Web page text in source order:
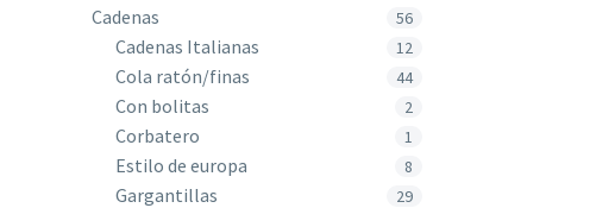
Cadenas 56
Cadenas Italianas 12
Cola ratón/finas 44
Con bolitas 2
Corbatero 1
Estilo de europa 8
Gargantillas 29